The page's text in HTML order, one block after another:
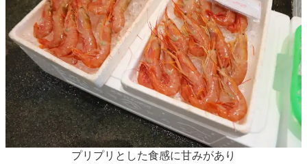
プリプリとした食感に甘みがあり